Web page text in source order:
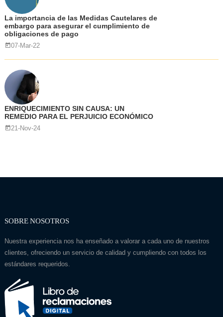
La importancia de las Medidas Cautelares de
embargo para asegurar el cumplimiento de
obligaciones de pago
07-Mar-22
ENRIQUECIMIENTO SIN CAUSA: UN
REMEDIO PARA EL PERJUICIO ECONÓMICO
21-Nov-24
SOBRE NOSOTROS
Nuestra experiencia nos ha enseñado a valorar a cada uno de nuestros
clientes, ofreciendo un servicio de calidad y cumpliendo con todos los
estándares requeridos.